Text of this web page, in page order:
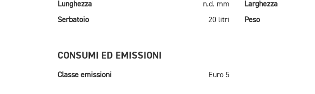
Lunghezza
n.d. mm Larghezza
Serbatoio
20 litri Peso
CONSUMI ED EMISSIONI
Classe emissioni Euro 5